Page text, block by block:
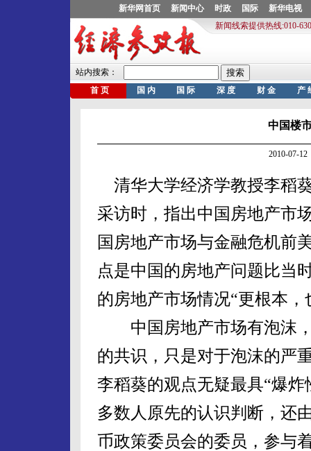
中国楼
2010-07-
清华大学经济学教授李稻
采访时，指出中国房地产市
国房地产市场与金融危机前
点是中国的房地产问题比当
的房地产市场情况“更根本，
中国房地产市场有泡沫，
的共识，只是对于泡沫的严
李稻葵的观点无疑最具“爆
多数人原先的认识判断，还
币政策委员会的委员，参与